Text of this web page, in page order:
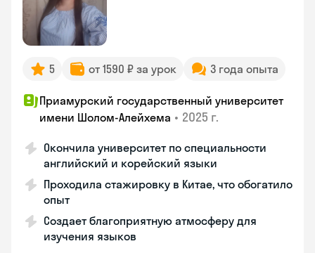
5 от 1590 ₽ за урок 3 года опыта
Приамурский государственный университет
имени Шолом-Алейхема • 2025 г.
Окончила университет по специальности
английский и корейский языки
Проходила стажировку в Китае, что обогатило
опыт
Создает благоприятную атмосферу для
изучения языков